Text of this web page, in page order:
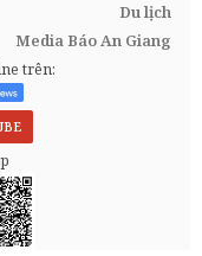
Du lịch
Media Báo An Giang
trên: